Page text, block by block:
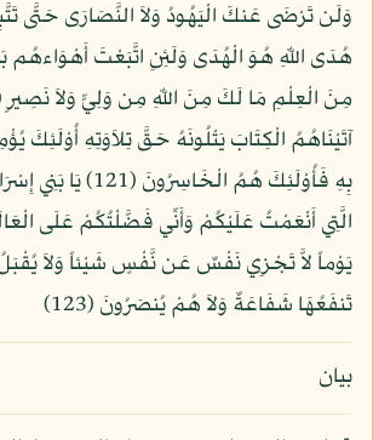
وَلَن تَرْضَى عَنكَ الْيَهُودُ وَلاَ النَّصَارَى حَتَّى
هُدَى اللّهِ هُوَ الْهُدَى وَلَئِنِ اتَّبَعْتَ
آتَيْنَاهُمُ الْكِتَابَ يَتْلُونَهُ حَقَّ تِلاَوَتِهِ أُوْلَئِكَ
بِهِ فَأُوْلَئِكَ هُمُ
يَوْماً لاَّ تَجْزِي نَفْسٌ عَن نَّفْسٍ شَيْئاً وَلاَ
تَنفَعُهَا شَفَاعَةٌ وَلاَ هُمْ يُنصَرُونَ (123)
بيان